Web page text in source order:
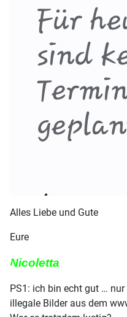
Alles Liebe und Gute
Eure
Nicoletta
PS1: ich bin echt gut …
illegale Bilder aus dem